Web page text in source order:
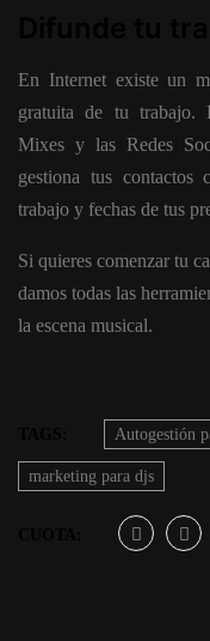
En Internet existe un
gratuita de tu trabajo.
Mixes y las Redes
gestiona tus contactos
trabajo y fechas de tus
Si quieres comenzar tu
damos todas las
la escena musical.
Autogestión
marketing para djs